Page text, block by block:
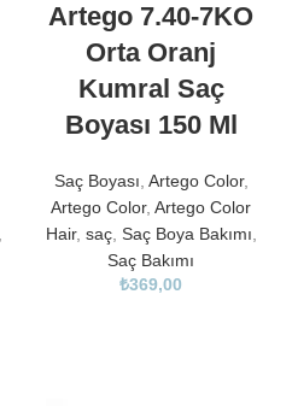
Artego 7.40-7KO
Orta Oranj
Kumral Saç
Boyası 150 Ml
Saç Boyası Artego Color,
Artego Color, Artego Color
Hair, saç, Saç Boya Bakımı
Saç Bakımı
₺369,00